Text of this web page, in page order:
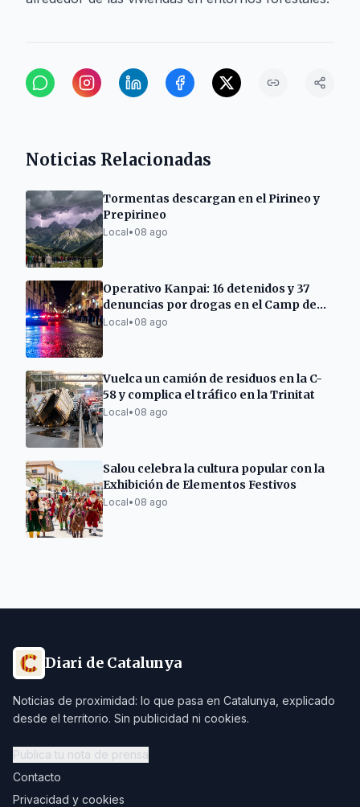
Noticias Relacionadas
Tormentas descargan en el Pirineo y
Prepirineo
Local• 08 ago
Operativo Kanpai: 16 detenidos y 37
denuncias por drogas en el Camp de
Tarragona
Local• 08 ago
Vuelca un camión de residuos en la C-
58 y complica el tráfico en la Trinitat
Local• 08 ago
Salou celebra la cultura popular con la
Exhibición de Elementos Festivos
Local• 08 ago
Diari de Catalunya
Noticias de proximidad: lo que pasa en Catalunya, explicado
desde el territorio. Sin publicidad ni cookies.
Publica tu nota de prensa
Contacto
Privacidad y cookies